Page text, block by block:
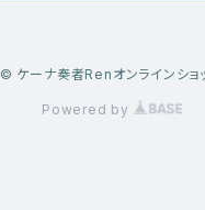
© ケーナ奏者Renオンラインショ
Powered by